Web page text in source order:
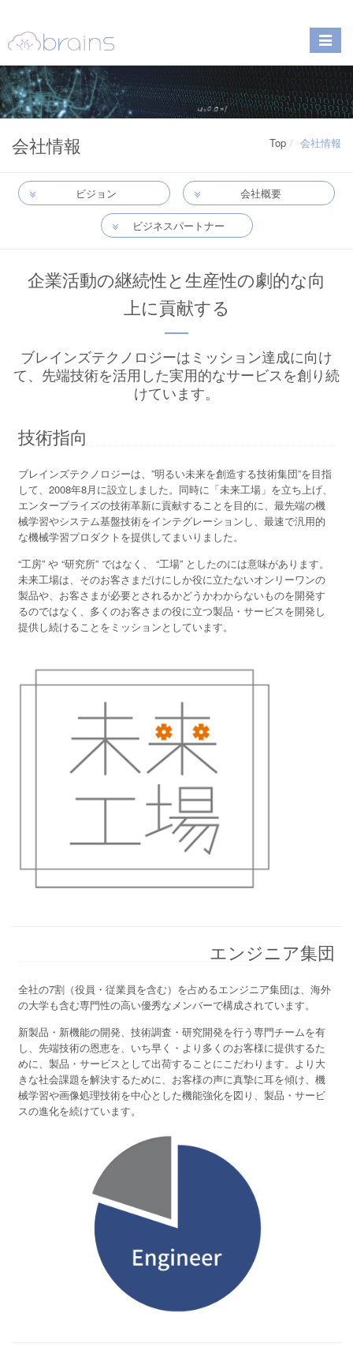
会社情報 Top 会社情報
ビジョン 会社概要
ビジネスパートナー
企業活動の継続性と生産性の劇的な向
上に貢献する
ブレインズテクノロジーはミッション達成に向け
て、先端技術を活用した実用的なサービスを創り続
けています。
技術指向
ブレインズテクノロジーは、”明るい未来を創造する技術集団”を目指
して、2008年8月に設立しました。同時に「未来工場」を立ち上げ、
エンタープライズの技術革新に貢献することを目的に、最先端の機
械学習やシステム基盤技術をインテグレーションし、最速で汎用的
な機械学習プロダクトを提供してまいりました。
“工房” や “研究所” ではなく、 “工場” としたのには意味があります。
未来工場は、そのお客さまだけにしか役に立たないオンリーワンの
製品や、お客さまが必要とされるかどうかわからないものを開発す
るのではなく、多くのお客さまの役に立つ製品・サービスを開発し
提供し続けることをミッションとしています。
エンジニア集団
全社の7割（役員・従業員を含む）を占めるエンジニア集団は、海外
の大学も含む専門性の高い優秀なメンバーで構成されています。
新製品・新機能の開発、技術調査・研究開発を行う専門チームを有
し、先端技術の恩恵を、いち早く・より多くのお客様に提供するた
めに、製品・サービスとして出荷することにこだわります。より大
きな社会課題を解決するために、お客様の声に真摯に耳を傾け、機
械学習や画像処理技術を中心とした機能強化を図り、製品・サービ
スの進化を続けています。